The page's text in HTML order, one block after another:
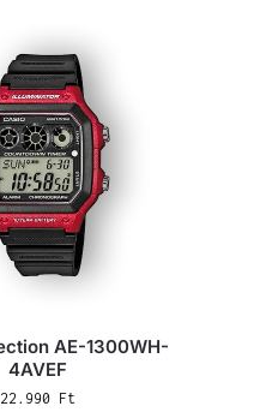
AE-1300WH-
4AVEF
22.990 Ft